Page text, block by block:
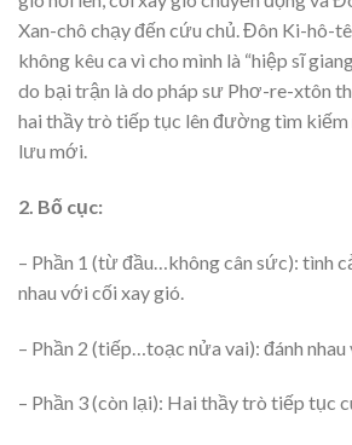
Xan-chô chạy đến cứu chủ. Đôn Ki-hô-
không kêu ca vì cho mình là “hiệp sĩ
do bại trận là do pháp sư Phơ-re-xtôn
hai thầy trò tiếp tục lên đường tìm kiếm
lưu mới.
2. Bố cục:
– Phần 1 (từ đầu…không cân sức): tình
nhau với cối xay gió.
– Phần 2 (tiếp…toạc nửa vai): đánh nhau
– Phần 3 (còn lại): Hai thầy trò tiếp tục